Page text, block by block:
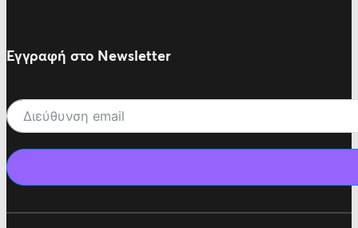
Εγγραφή στο Newsletter